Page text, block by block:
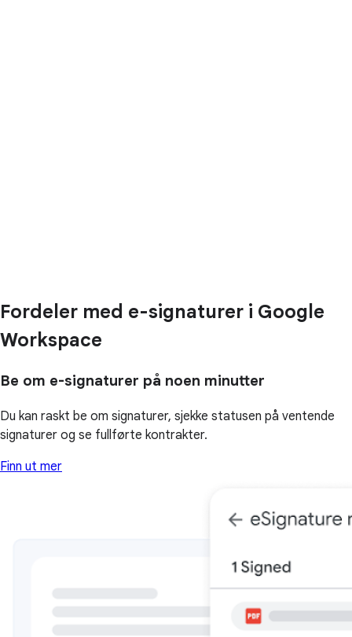
Fordeler med e-signaturer i Google
Workspace
Be om e-signaturer på noen minutter
Du kan raskt be om signaturer, sjekke statusen på ventende
signaturer og se fullførte kontrakter.
Finn ut mer